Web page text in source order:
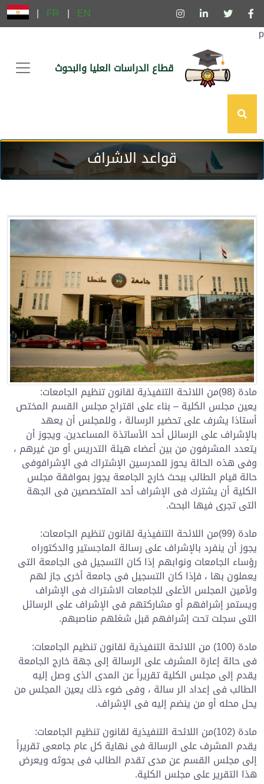
EN
|
FR
|
p
قطاع الدراسات العليا والبحوث
قواعد الاشراف
مادة (98)من اللائحة التنفيذية لقانون تنظيم الجامعات:
يعين مجلس الكلية – بناء على اقتراح مجلس القسم المختص
أستاذا يشرف على تحضير الرسالة ، وللمجلس أن يعهد
بالإشراف على الرسائل أحد الأساتذة المساعدين. ويجوز أن
يتعدد المشرفون من بين أعضاء هيئة التدريس أو من غيرهم ،
وفى هذه الحالة يحوز للمدرسين الإشتراك فى الإشرافوفى
حالة قيام الطالب ببحث خارج الجامعة يجوز بموافقة مجلس
الكلية أن يشترك فى الإشراف أحد المتخصصين فى الجهة
التى تجرى فيها البحث.
مادة (99)من اللائحة التنفيذية لقانون تنظيم الجامعات:
يجوز أن ينفرد بالإشراف على رسالة الماجستير والدكتوراه
رؤساء الجامعات ونوابهم إذا كان التسجيل فى الجامعة التى
يعملون بها ، فإذا كان التسجيل فى جامعة أخرى جاز لهم
ولأمين المجلس الأعلى للجامعات الاشتراك فى الإشراف
ويستمر إشرافهم أو مشاركتهم فى الإشراف على الرسائل
التى سجلت تحت إشرافهم قبل شغلهم مناصبهم.
مادة (100) من اللائحة التنفيذية لقانون تنظيم الجامعات:
فى حالة إعارة المشرف على الرسالة إلى جهة خارج الجامعة
يقدم إلى مجلس الكلية تقريراً عن المدى الذى وصل إليه
الطالب فى إعداد الر سالة ، وفى ضوء ذلك يعين المجلس من
يحل محله أو من ينضم إليه فى الإشراف.
مادة (102)من اللائحة التنفيذية لقانون تنظيم الجامعات:
يقدم المشرف على الرسالة فى نهاية كل عام جامعى تقريراً
إلى مجلس القسم عن مدى تقدم الطالب فى بحوثه ويعرض
هذا التقرير على مجلس الكلية.